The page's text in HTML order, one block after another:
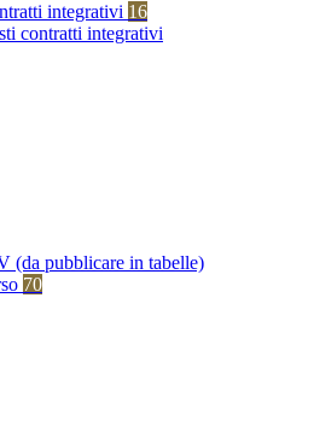
integrativi 16
contratti integrativi
(da pubblicare in tabelle)
70